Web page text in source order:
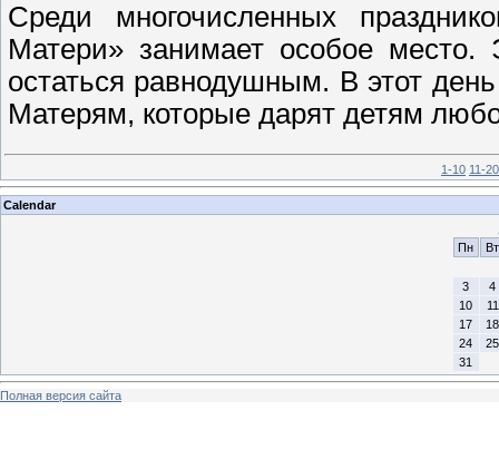
Среди многочисленных
Матери» занимает особое место.
остаться равнодушным. В этот
Матерям, которые дарят детям
1-10 11-20
Calendar
Пн
Вт
3
4
10
11
17
18
24
25
31
Полная версия сайта